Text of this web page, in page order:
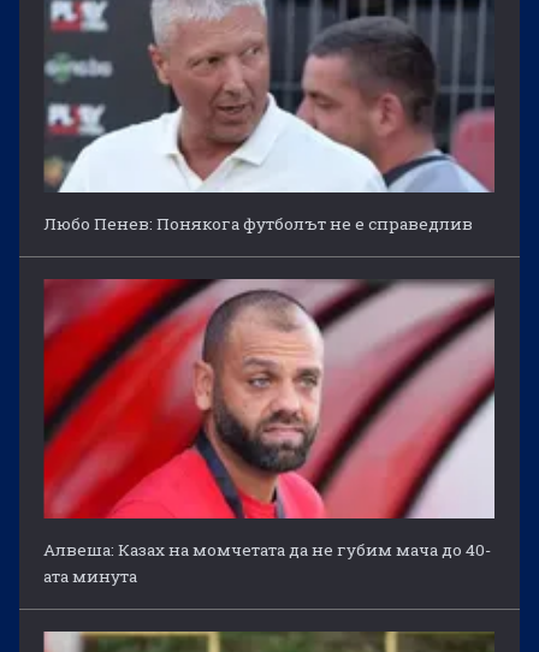
Любо Пенев: Понякога футболът не е справедлив
Алвеша: Казах на момчетата да не губим мача до 40-
ата минута